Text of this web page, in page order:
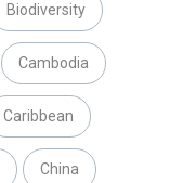
Biodiversity
Cambodia
Caribbean
China